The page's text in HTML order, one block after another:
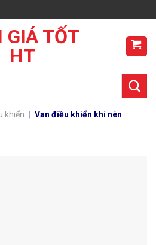
GIÁ TỐT
HT
khiển Van điều khiển khí nén